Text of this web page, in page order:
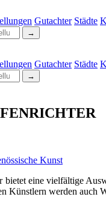
Gutachter Städte
→
Gutachter Städte
→
Kunst
bietet eine vielfältige
Künstlern werden auch